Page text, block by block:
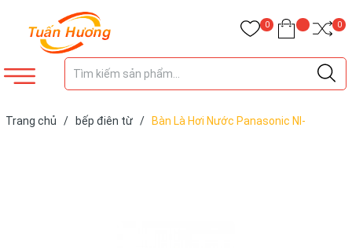
0 0
Trang chủ / bếp điên từ /
Bàn Là Hơi Nước Panasonic NI-